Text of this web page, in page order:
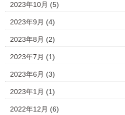
2023年10月 (5)
2023年9月 (4)
2023年8月 (2)
2023年7月 (1)
2023年6月 (3)
2023年1月 (1)
2022年12月 (6)